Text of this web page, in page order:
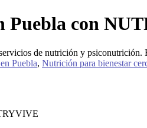
Puebla con
de nutrición y psiconutrición.
Puebla, Nutrición para bienestar